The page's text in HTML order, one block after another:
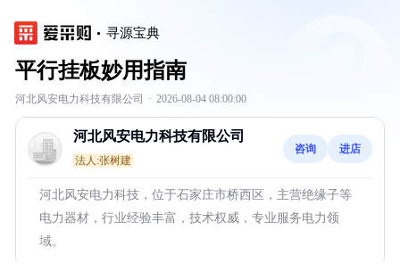
寻源宝典
平行挂板妙用指南
河北风安电力科技有限公司 · 2026-08-04 08:00:00
河北风安电力科技有限公司
法人:张树建
咨询 进店
河北风安电力科技，位于石家庄市桥西区，主营绝缘子等
电力器材，行业经验丰富，技术权威，专业服务电力领
域。